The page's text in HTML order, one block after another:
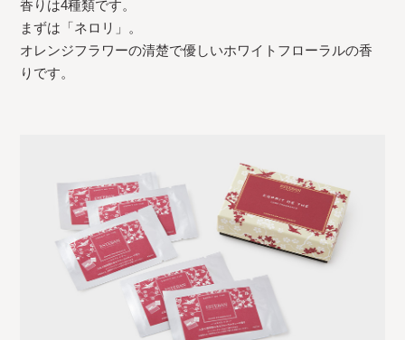
香りは4種類です。
まずは「ネロリ」。
オレンジフラワーの清楚で優しいホワイトフローラルの香
りです。